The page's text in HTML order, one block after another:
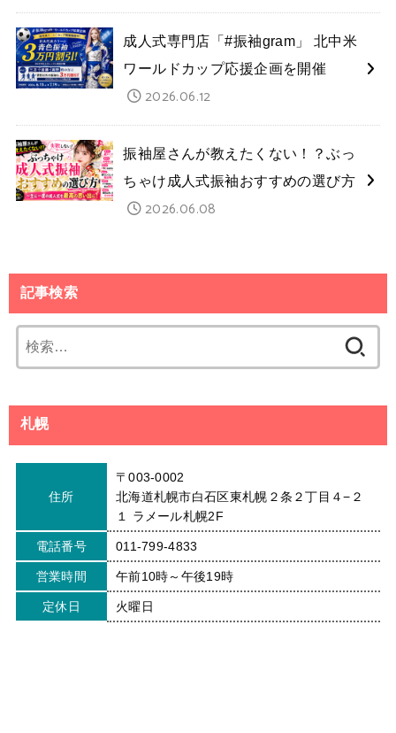
成人式専門店「#振袖gram」 北中米
ワールドカップ応援企画を開催
2026.06.12
振袖屋さんが教えたくない！？ぶっ
ちゃけ成人式振袖おすすめの選び方
2026.06.08
記事検索
索:
札幌
住所
〒003-0002
北海道札幌市白石区東札幌２条２丁目４−２
１ ラメール札幌2F
電話番号 011-799-4833
営業時間 午前10時～午後19時
定休日 火曜日